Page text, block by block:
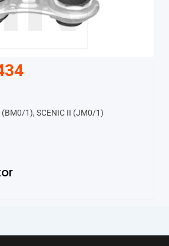
(BM0/1), SCENIC II (JM0/1)